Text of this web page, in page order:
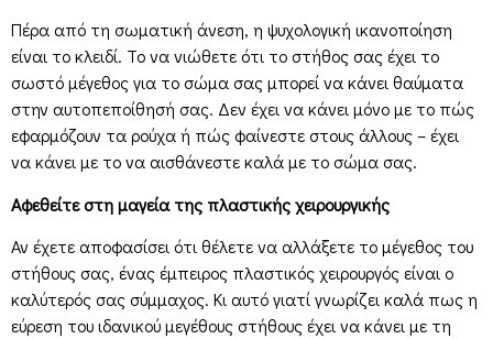
Πέρα από τη σωματική άνεση, η ψυχολογική ικανοποίηση
είναι το κλειδί. Το να νιώθετε ότι το στήθος σας έχει το
σωστό μέγεθος για το σώμα σας μπορεί να κάνει θαύματα
στην αυτοπεποίθησή σας. Δεν έχει να κάνει μόνο με το πώς
εφαρμόζουν τα ρούχα ή πώς φαίνεστε στους άλλους – έχει
να κάνει με το να αισθάνεστε καλά με το σώμα σας.
Αφεθείτε στη μαγεία της πλαστικής χειρουργικής
Αν έχετε αποφασίσει ότι θέλετε να αλλάξετε το μέγεθος του
στήθους σας, ένας έμπειρος πλαστικός χειρουργός είναι ο
καλύτερός σας σύμμαχος. Κι αυτό γιατί γνωρίζει καλά πως η
εύρεση του ιδανικού μεγέθους στήθους έχει να κάνει με τη